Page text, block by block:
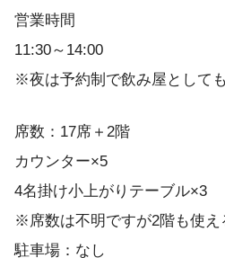
営業時間
11:30～14:00
※夜は予約制で飲み屋として
席数：17席＋2階
カウンター×5
4名掛け小上がりテーブル×3
※席数は不明ですが2階も使え
駐車場：なし